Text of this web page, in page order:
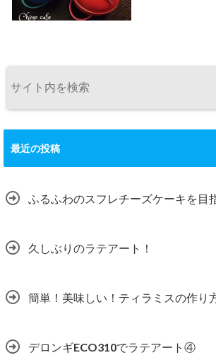
最近の投稿
ふるふわのスフレチーズケーキを目
久しぶりのラテアート！
簡単！美味しい！ティラミスの作り
デロンギECO310でラテアート④